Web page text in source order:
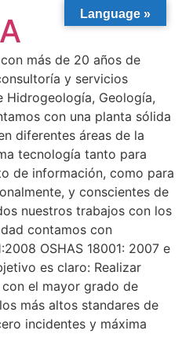
más de 20 años de
y servicios
Hidrogeología, Geología,
con una planta sólida
diferentes áreas de la
tecnología tanto para
de información, como para
y conscientes de
nuestros trabajos con los
contamos con
OSHAS 18001: 2007 e
es claro: Realizar
el mayor grado de
más altos standares de
incidentes y máxima
Language »